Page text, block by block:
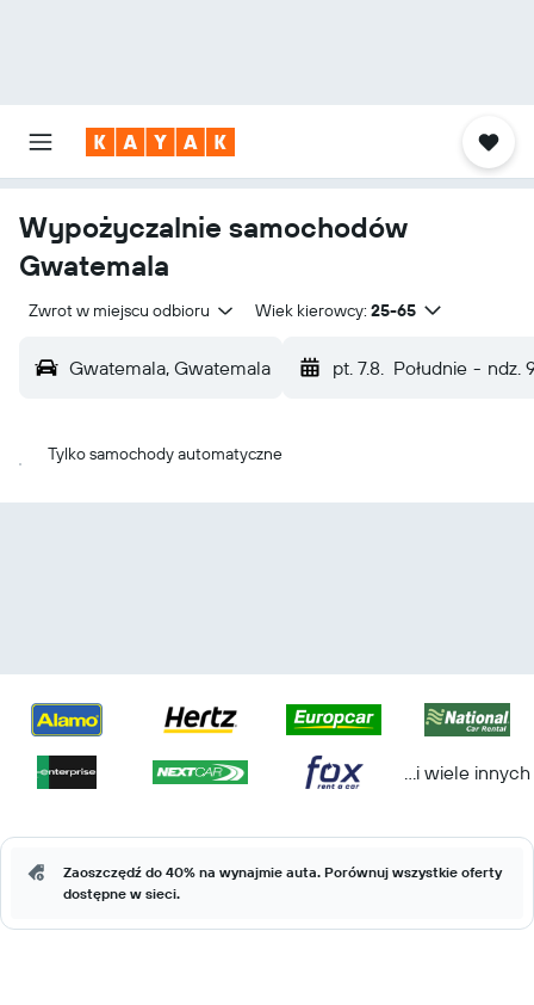
Wypożyczalnie samochodów
Gwatemala
Zwrot w miejscu odbioru Wiek kierowcy: 25-65
Gwatemala, Gwatemala pt. 7.8. Południe - ndz.
Tylko samochody automatyczne
...i wiele innych
Zaoszczędź do 40% na wynajmie auta. Porównuj wszystkie oferty
dostępne w sieci.